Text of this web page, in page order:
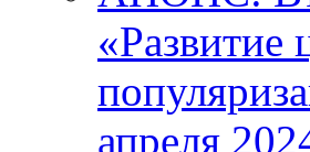
«Развитие
апреля